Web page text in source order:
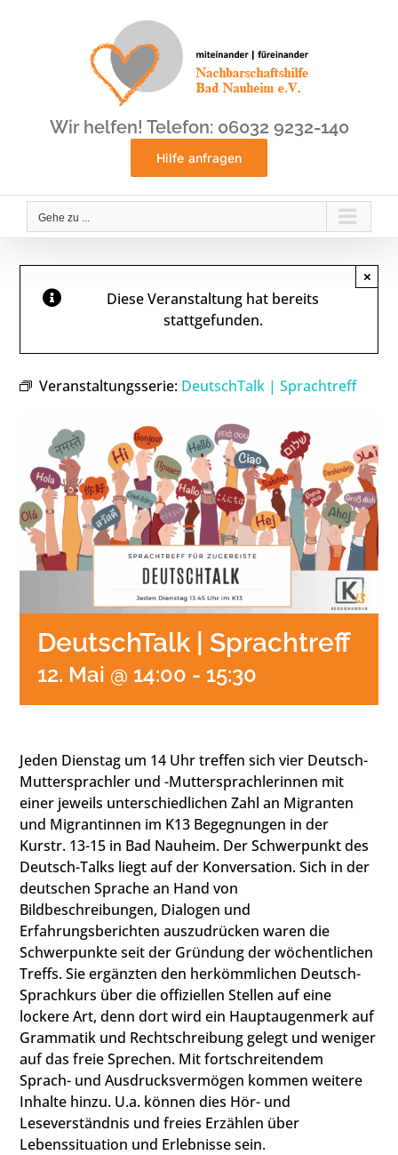
Wir helfen! Telefon: 06032 9232-140
Hilfe anfragen
Gehe zu ...
Diese Veranstaltung hat bereits
stattgefunden.
×
Veranstaltungsserie: DeutschTalk | Sprachtreff
DeutschTalk | Sprachtreff
12. Mai @ 14:00 - 15:30
Jeden Dienstag um 14 Uhr treffen sich vier Deutsch-
Muttersprachler und -Muttersprachlerinnen mit
einer jeweils unterschiedlichen Zahl an Migranten
und Migrantinnen im K13 Begegnungen in der
Kurstr. 13-15 in Bad Nauheim. Der Schwerpunkt des
Deutsch-Talks liegt auf der Konversation. Sich in der
deutschen Sprache an Hand von
Bildbeschreibungen, Dialogen und
Erfahrungsberichten auszudrücken waren die
Schwerpunkte seit der Gründung der wöchentlichen
Treffs. Sie ergänzten den herkömmlichen Deutsch-
Sprachkurs über die offiziellen Stellen auf eine
lockere Art, denn dort wird ein Hauptaugenmerk auf
Grammatik und Rechtschreibung gelegt und weniger
auf das freie Sprechen. Mit fortschreitendem
Sprach- und Ausdrucksvermögen kommen weitere
Inhalte hinzu. U.a. können dies Hör- und
Leseverständnis und freies Erzählen über
Lebenssituation und Erlebnisse sein.